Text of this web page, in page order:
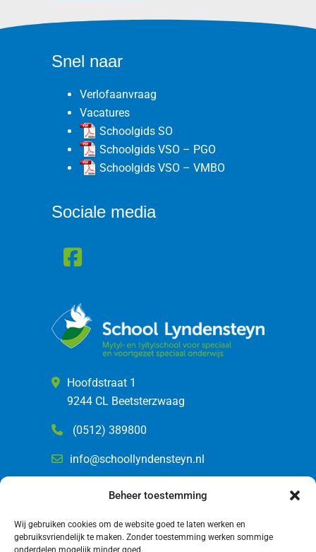
Beheer toestemming
Wij gebruiken cookies om de website goed te laten werken en
gebruiksvriendelijk te maken. Zonder toestemming werken sommige
onderdelen mogelijk minder goed.
Snel naar
Verlofaanvraag
Vacatures
Schoolgids SO
Schoolgids VSO – PGO
Schoolgids VSO – VMBO
Sociale media
Hoofdstraat 1
9244 CL Beetsterzwaag
(0512) 389800
info@schoollyndensteyn.nl